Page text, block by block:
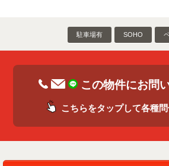
駐車場有 SOHO
この物件にお問
こちらをタップして各種